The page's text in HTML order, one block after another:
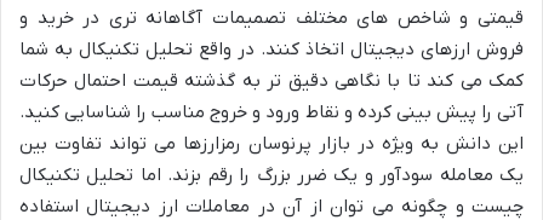
قیمتی و شاخص های مختلف تصمیمات آگاهانه تری در خرید و
فروش ارزهای دیجیتال اتخاذ کنند. در واقع تحلیل تکنیکال به شما
کمک می کند تا با نگاهی دقیق تر به گذشته قیمت احتمال حرکات
آتی را پیش بینی کرده و نقاط ورود و خروج مناسب را شناسایی کنید.
این دانش به ویژه در بازار پرنوسان رمزارزها می تواند تفاوت بین
یک معامله سودآور و یک ضرر بزرگ را رقم بزند. اما تحلیل تکنیکال
چیست و چگونه می توان از آن در معاملات ارز دیجیتال استفاده